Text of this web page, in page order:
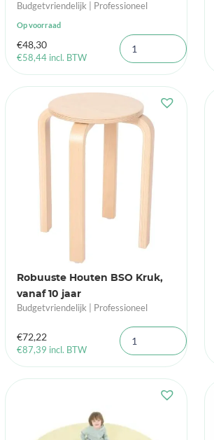
Budgetvriendelijk | Professioneel
Op voorraad
€48,30
€58,44 incl. BTW
Robuuste Houten BSO Kruk,
vanaf 10 jaar
Budgetvriendelijk | Professioneel
€72,22
€87,39 incl. BTW